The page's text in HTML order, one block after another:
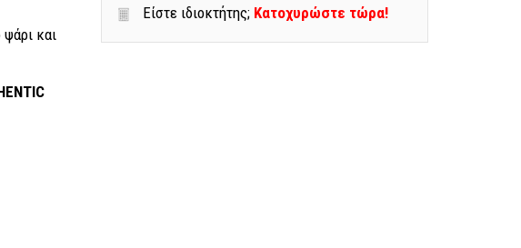
και
Είστε ιδιοκτήτης; Κατοχυρώστε τώρα!